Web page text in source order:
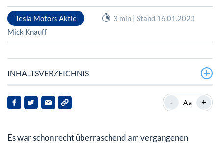
Tesla Motors Aktie
3 min | Stand 16.01.2023
Mick Knauff
INHALTSVERZEICHNIS
Nachrichten der Rivalen zogen die Aktien mit runter
Strikter Strategiewechsel nach Preiserhöhungen
- Aa +
Es war schon recht überraschend am vergangenen